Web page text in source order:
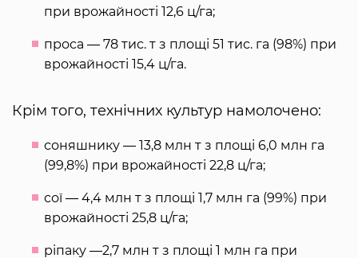
при врожайності 12,6 ц/га;
проса ― 78 тис. т з площі 51 тис. га (98%) при
врожайності 15,4 ц/га.
Крім того, технічних культур намолочено:
соняшнику ― 13,8 млн т з площі 6,0 млн га
(99,8%) при врожайності 22,8 ц/га;
сої ― 4,4 млн т з площі 1,7 млн га (99%) при
врожайності 25,8 ц/га;
ріпаку ―2,7 млн т з площі 1 млн га при